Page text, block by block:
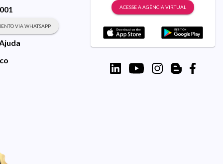
VIA WHATSAPP
ACESSE A AGÊNCIA VIRTUAL